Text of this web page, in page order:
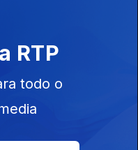
RTP
todo o